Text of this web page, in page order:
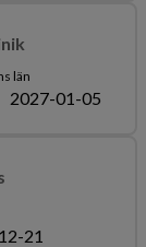
län
2027-01-05
21